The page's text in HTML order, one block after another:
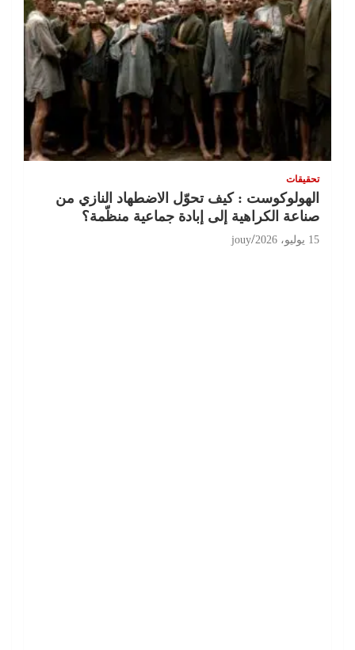
تحقيقات
الهولوكوست : كيف تحوّل الاضطهاد النازي من
صناعة الكراهية إلى إبادة جماعية منظّمة؟
15 يوليو، 2026 jouy